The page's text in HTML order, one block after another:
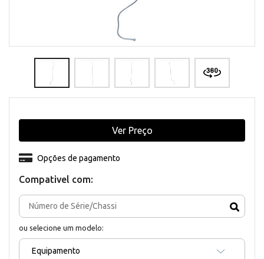
Compativel com:
ou selecione um modelo:
Equipamento
Opções de pagamento
Ver Preço